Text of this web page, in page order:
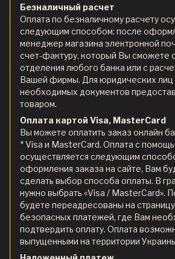
Безналичный расчет
Оплата по безналичному расчету
следующим способом: после
менеджер магазина электронной
счет-фактуру, который Вы сможете
отделения любого банка или с
Вашей фирмы. Для юридических лиц
необходимых документов
товаром.
Оплата картой Visa, MasterCard
Вы можете оплатить заказ онлайн
* Visa и MasterCard. Оплата с
осуществляется следующим
оформления заказа на сайте, Вам
сделать выбор способа оплаты. В
нужно выбрать «Visa / MasterCard».
будете переадресованы на
безопасных платежей, где Вам
подтвердить оплату. Оплата
выпущенными на территории